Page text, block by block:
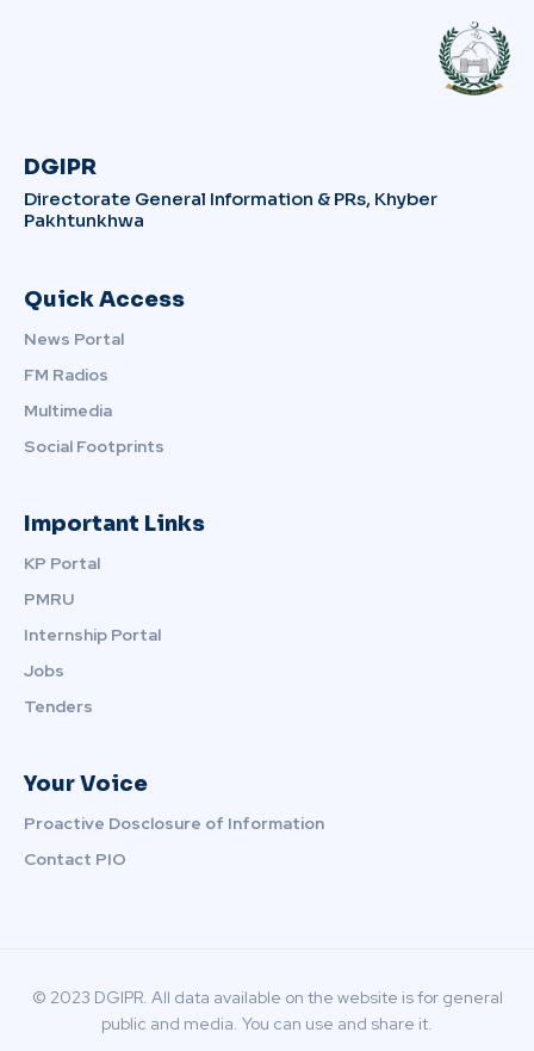
DGIPR
Directorate General Information & PRs, Khyber
Pakhtunkhwa
Quick Access
News Portal
FM Radios
Multimedia
Social Footprints
Important Links
KP Portal
PMRU
Internship Portal
Jobs
Tenders
Your Voice
Proactive Dosclosure of Information
Contact PIO
© 2023 DGIPR. All data available on the website is for general
public and media. You can use and share it.